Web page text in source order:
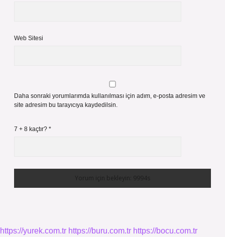
Web Sitesi
Daha sonraki yorumlarımda kullanılması için adım, e-posta adresim ve
site adresim bu tarayıcıya kaydedilsin.
7 + 8 kaçtır? *
https://yurek.com.tr https://buru.com.tr https://bocu.com.tr